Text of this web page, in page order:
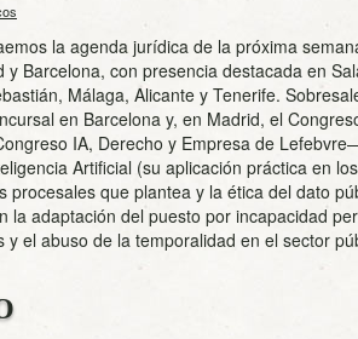
la agenda jurídica de la próxima
Barcelona, con presencia destacada en
Málaga, Alicante y Tenerife.
en Barcelona y, en Madrid, el
IA, Derecho y Empresa de
Artificial (su aplicación práctica en
procesales que plantea y la ética del dato
la adaptación del puesto por incapacidad
el abuso de la temporalidad en el sector